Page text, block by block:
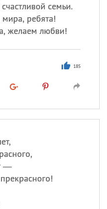
семьи.
ребята!
желаем любви!
185
—
Все
празднуют именины
значениеи